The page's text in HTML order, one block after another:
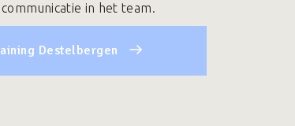
in het team.
Destelbergen